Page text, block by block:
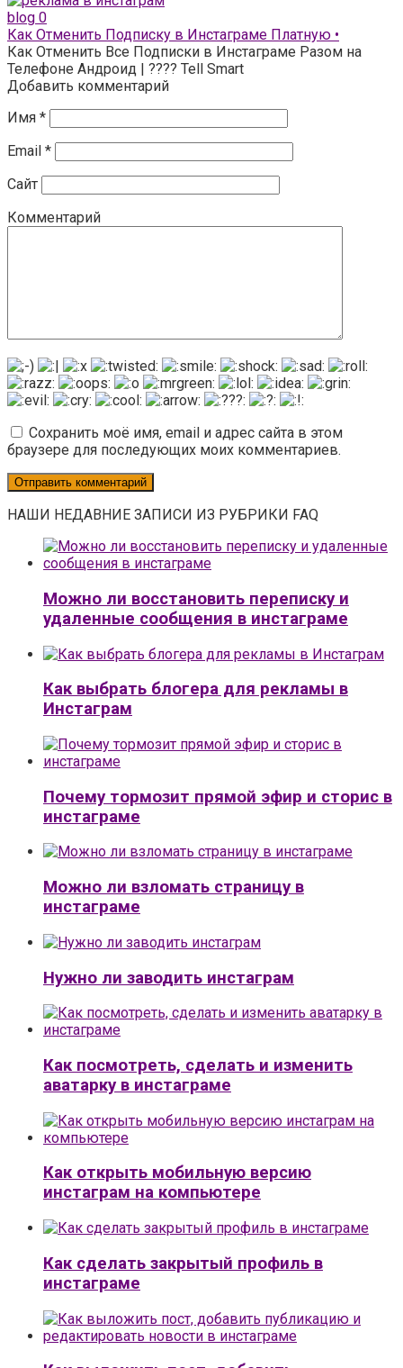
blog 0
Как Отменить Подписку в Инстаграме Платную •
Как Отменить Все Подписки в Инстаграме Разом на
Телефоне Андроид | ???? Tell Smart
Добавить комментарий
Имя *
Email *
Сайт
Комментарий
Сохранить моё имя, email и адрес сайта в этом
браузере для последующих моих комментариев.
НАШИ НЕДАВНИЕ ЗАПИСИ ИЗ РУБРИКИ FAQ
Можно ли восстановить переписку и
удаленные сообщения в инстаграме
Как выбрать блогера для рекламы в
Инстаграм
Почему тормозит прямой эфир и сторис в
инстаграме
Можно ли взломать страницу в
инстаграме
Нужно ли заводить инстаграм
Как посмотреть, сделать и изменить
аватарку в инстаграме
Как открыть мобильную версию
инстаграм на компьютере
Как сделать закрытый профиль в
инстаграме